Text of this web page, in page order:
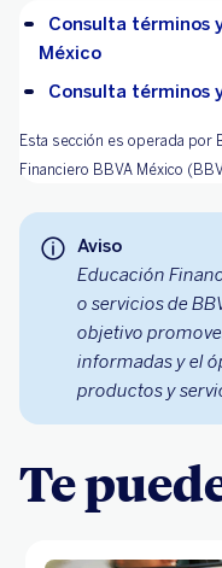
Consulta términos
México
Consulta términos
Esta sección es operada por
Financiero BBVA México
Aviso
Educación
o servicios de
objetivo
informadas y el
productos y
Te